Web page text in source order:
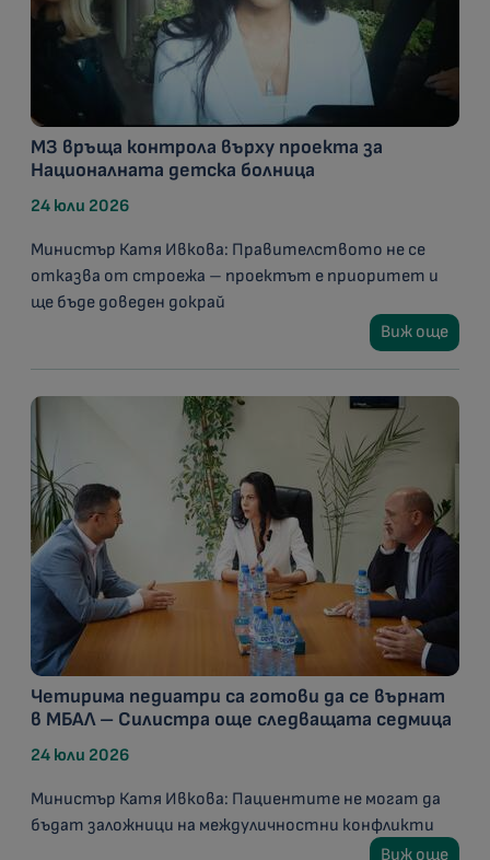
МЗ връща контрола върху проекта за
Националната детска болница
24 юли 2026
Министър Катя Ивкова: Правителството не се
отказва от строежа – проектът е приоритет и
ще бъде доведен докрай
Виж още
Четирима педиатри са готови да се върнат
в МБАЛ – Силистра още следващата седмица
24 юли 2026
Министър Катя Ивкова: Пациентите не могат да
бъдат заложници на междуличностни конфликти
Виж още